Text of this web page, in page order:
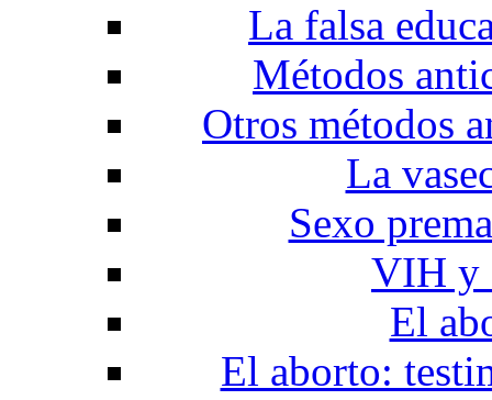
La falsa
Métodos
Otros métodos
La
Sexo
VIH y
El
El aborto: